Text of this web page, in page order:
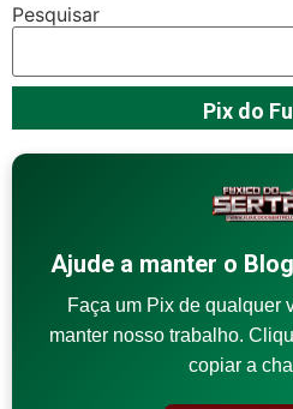
Pesquisar
Pix do
Ajude a manter o
Faça um Pix de qualquer
manter nosso trabalho.
copiar a